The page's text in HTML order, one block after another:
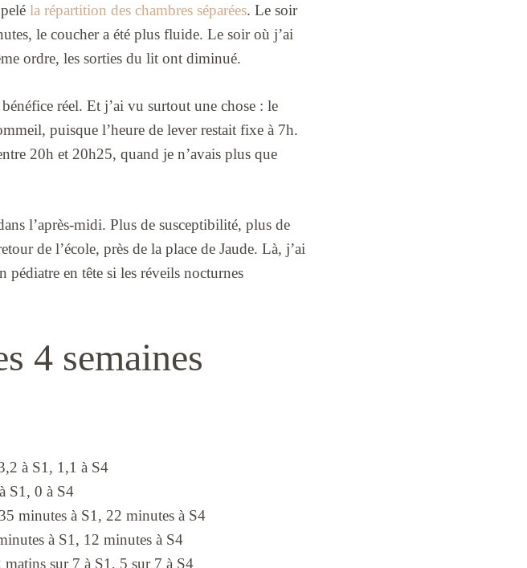
la répartition des chambres séparées. Le soir
le coucher a été plus fluide. Le soir où j’ai
ordre, les sorties du lit ont diminué.
réel. Et j’ai vu surtout une chose : le
puisque l’heure de lever restait fixe à 7h.
20h et 20h25, quand je n’avais plus que
l’après-midi. Plus de susceptibilité, plus de
de l’école, près de la place de Jaude. Là, j’ai
pédiatre en tête si les réveils nocturnes
4 semaines
à S1, 1,1 à S4
S1, 0 à S4
minutes à S1, 22 minutes à S4
à S1, 12 minutes à S4
sur 7 à S1, 5 sur 7 à S4